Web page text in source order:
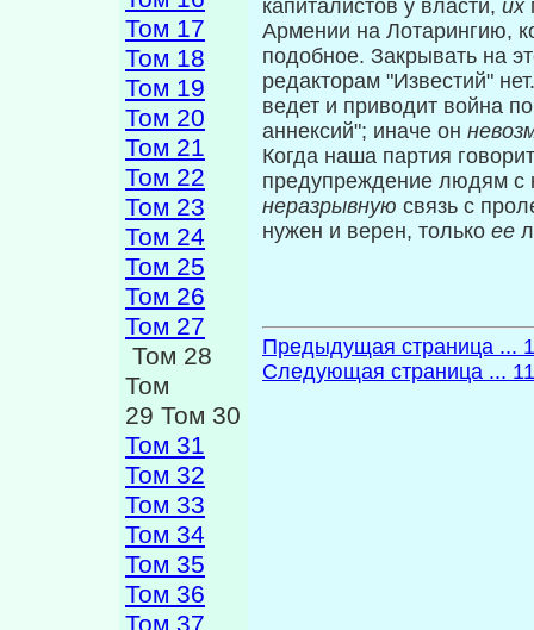
Том 17
Том 18
Том 19
Том 20
Том 21
Том 22
Том 23
Том 24
Том 25
Том 26
Том 27
Том 28
Том
29 Том 30
Том 31
Том 32
Том 33
Том 34
Том 35
Том 36
Том 37
капиталистов у власти, их
Армении на Лотарингию,
подобное. Закры­вать на
редакторам "Известий"
ведет и приводит война
аннексий"; иначе он
Когда наша партия
преду­преждение людям с
неразрывную связь с
нужен и верен, только ее
Предыдущая страница ...
Следующая страница ...